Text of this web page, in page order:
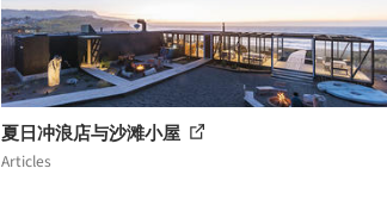
夏日冲浪店与沙滩小屋
Articles